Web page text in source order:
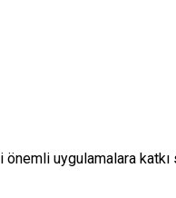
uygulamalara katkı